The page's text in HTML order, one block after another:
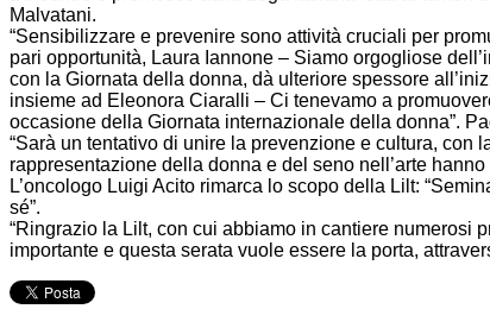
Malvatani.
“Sensibilizzare e prevenire sono attività cruciali per
pari opportunità, Laura Iannone – Siamo orgogliose
con la Giornata della donna, dà ulteriore spessore
insieme ad Eleonora Ciaralli – Ci tenevamo a
occasione della Giornata internazionale della donna”.
“Sarà un tentativo di unire la prevenzione e cultura,
rappresentazione della donna e del seno nell’arte
L’oncologo Luigi Acito rimarca lo scopo della Lilt:
sé”.
“Ringrazio la Lilt, con cui abbiamo in cantiere numerosi
importante e questa serata vuole essere la porta,